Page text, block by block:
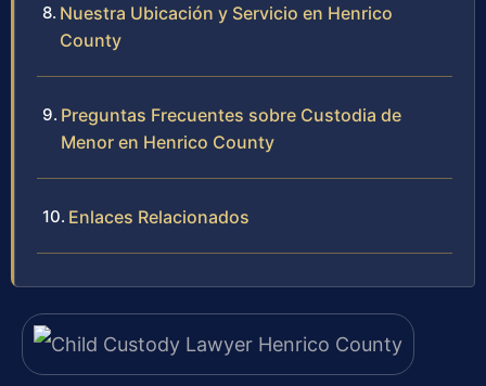
Nuestra Ubicación y Servicio en Henrico
County
Preguntas Frecuentes sobre Custodia de
Menor en Henrico County
Enlaces Relacionados